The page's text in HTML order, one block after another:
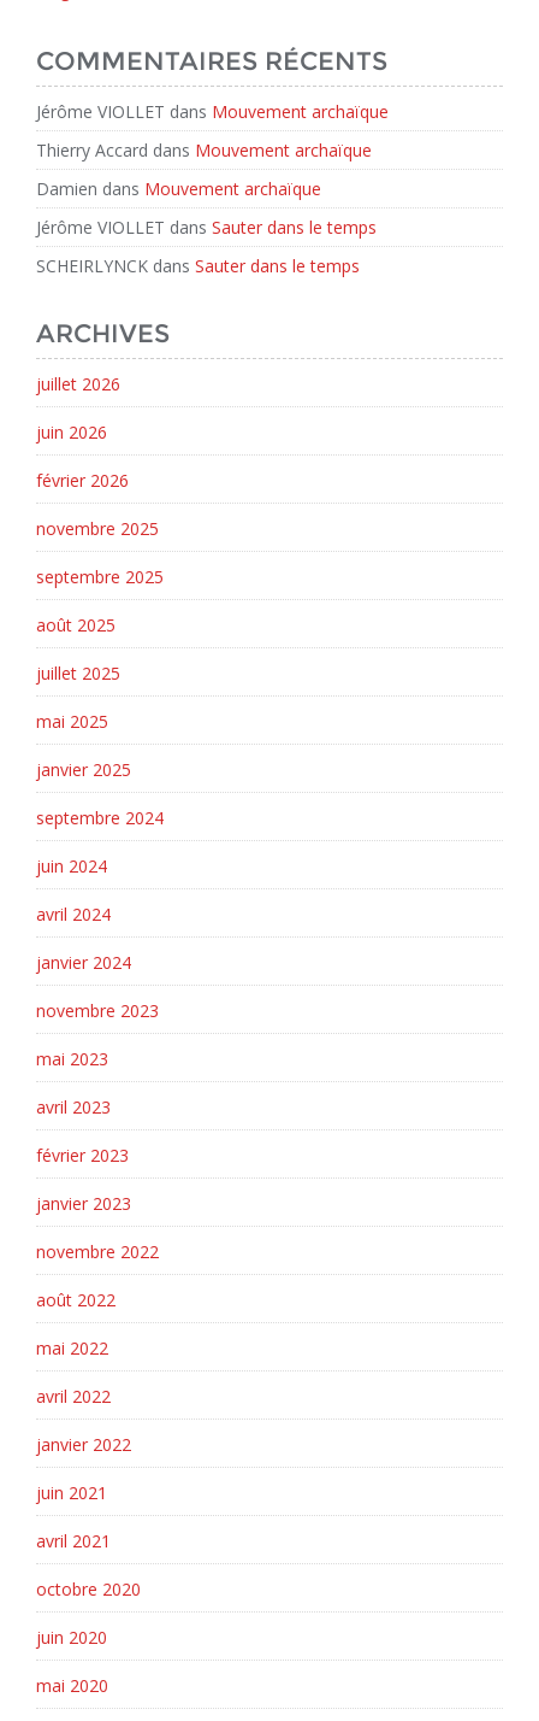
COMMENTAIRES RÉCENTS
Jérôme VIOLLET dans Mouvement archaïque
Thierry Accard dans Mouvement archaïque
Damien dans Mouvement archaïque
Jérôme VIOLLET dans Sauter dans le temps
SCHEIRLYNCK dans Sauter dans le temps
ARCHIVES
juillet 2026
juin 2026
février 2026
novembre 2025
septembre 2025
août 2025
juillet 2025
mai 2025
janvier 2025
septembre 2024
juin 2024
avril 2024
janvier 2024
novembre 2023
mai 2023
avril 2023
février 2023
janvier 2023
novembre 2022
août 2022
mai 2022
avril 2022
janvier 2022
juin 2021
avril 2021
octobre 2020
juin 2020
mai 2020